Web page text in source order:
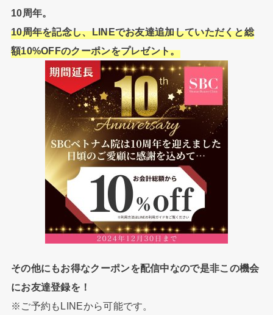
10周年。
10周年を記念し、LINEでお友達追加していただくと総
額10%OFFのクーポンをプレゼント。
その他にもお得なクーポンを配信中なので是非この機会
にお友達登録を！
※ご予約もLINEから可能です。